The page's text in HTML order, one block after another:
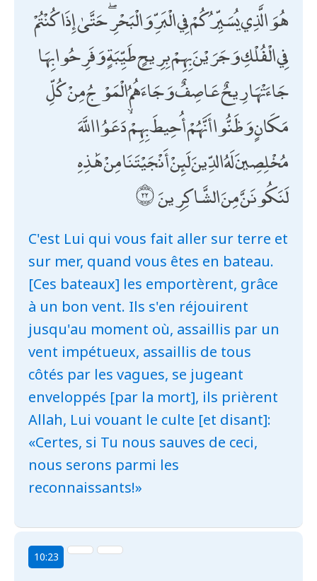
هُوَ الَّذِي يُسَيِّرُكُمْ فِي الْبَرِّ وَالْبَحْرِ ۖ حَتَّىٰ إِذَا كُنْتُمْ
فِي الْفُلْكِ وَجَرَيْنَ بِهِمْ بِرِيحٍ طَيِّبَةٍ وَفَرِحُوا بِهَا
جَاءَتْهَا رِيحٌ عَاصِفٌ وَجَاءَهُمُ الْمَوْجُ مِنْ كُلِّ
مَكَانٍ وَظَنُّوا أَنَّهُمْ أُحِيطَ بِهِمْ ۙ دَعَوُا اللَّهَ
مُخْلِصِينَ لَهُ الدِّينَ لَئِنْ أَنْجَيْتَنَا مِنْ هَٰذِهِ
لَنَكُونَنَّ مِنَ الشَّاكِرِينَ
C'est Lui qui vous fait aller sur terre et
sur mer, quand vous êtes en bateau.
[Ces bateaux] les emportèrent, grâce
à un bon vent. Ils s'en réjouirent
jusqu'au moment où, assaillis par un
vent impétueux, assaillis de tous
côtés par les vagues, se jugeant
enveloppés [par la mort], ils prièrent
Allah, Lui vouant le culte [et disant]:
«Certes, si Tu nous sauves de ceci,
nous serons parmi les
reconnaissants!»
10:23